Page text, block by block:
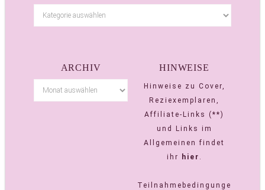
ARCHIV HINWEISE
Hinweise zu Cover,
Reziexemplaren,
Affiliate-Links (**)
und Links im
Allgemeinen findet
ihr
hier .
Teilnahmebedingunge